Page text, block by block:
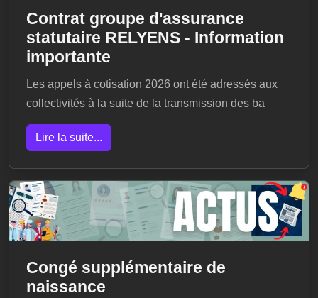
Contrat groupe d'assurance
statutaire RELYENS - Information
importante
Les appels à cotisation 2026 ont été adressés aux
collectivités à la suite de la transmission des ba
Lire la suite...
Congé supplémentaire de
naissance